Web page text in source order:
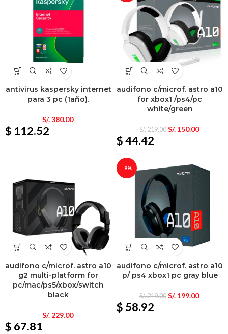
antivirus kaspersky internet
para 3 pc (1año).
S/.380.00
$ 112.52
audifono c/microf. astro a10
for xbox1 /ps4/pc
white/green
S/.219.00 S/.150.00
$ 44.42
audifono c/microf. astro a10
g2 multi-platform for
pc/mac/ps5/xbox/switch
black
S/.229.00
$ 67.81
-9%
audifono c/microf. astro a10
p/ ps4 xbox1 pc gray blue
S/.219.00 S/.199.00
$ 58.92